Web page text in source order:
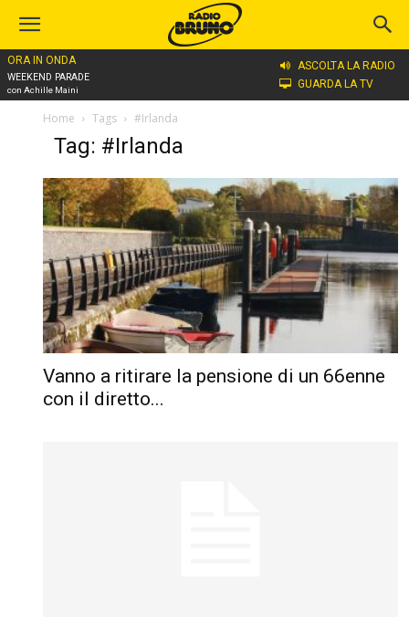
ORA IN ONDA
WEEKEND PARADE
con Achille Maini
ASCOLTA LA RADIO
GUARDA LA TV
Home Tags #Irlanda
Tag: #Irlanda
Vanno a ritirare la pensione di un 66enne
con il diretto...